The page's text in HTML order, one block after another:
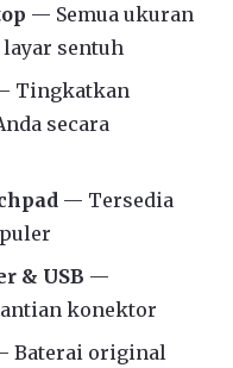
— Semua ukuran
sentuh
Tingkatkan
secara
— Tersedia
& USB —
konektor
Baterai original